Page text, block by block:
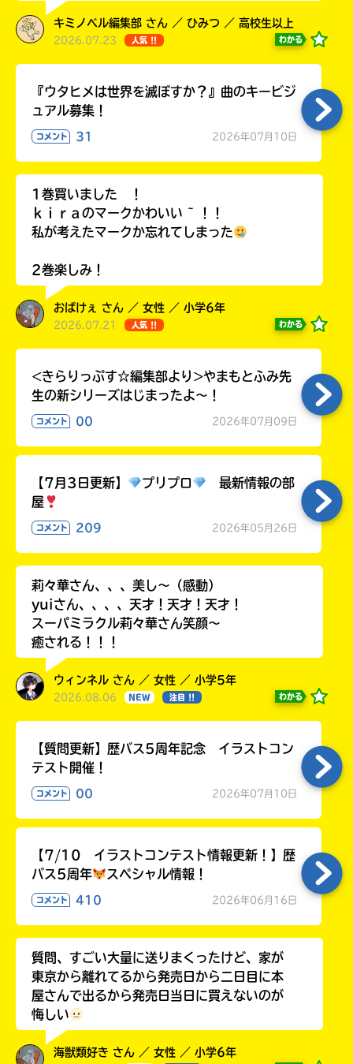
Loading . ..
キミノベル編集部 さん ／ ひみつ ／ 高校生以上
2026.07.23 人気 !! わかる
『ウタヒメは世界を滅ぼすか？』曲のキービジ
ュアル募集！
コメント 31 2026年07月10日
1巻買いました ！
ｋｉｒａのマークかわいい ~ ！！
私が考えたマークか忘れてしまった
2巻楽しみ！
おばけぇ さん ／ 女性 ／ 小学6年
2026.07.21 人気 !! わかる
<きらりっぷす☆編集部より>やまもとふみ先
生の新シリーズはじまったよ～！
コメント 00 2026年07月09日
【7月3日更新】 プリプロ
最新情報の部
屋
コメント 209 2026年05月26日
莉々華さん、、、美し〜（感動）
yuiさん、、、、天才！天才！天才！
スーパミラクル莉々華さん笑顔〜
癒される！！！
ウィンネル さん ／ 女性 ／ 小学5年
2026.08.06 NEW 注目 !! わかる
【質問更新】歴バス5周年記念 イラストコン
テスト開催！
コメント 00 2026年07月10日
【7/10 イラストコンテスト情報更新！】歴
バス5周年
スペシャル情報！
コメント 410 2026年06月16日
質問、すごい大量に送りまくったけど、家が
東京から離れてるから発売日から二日目に本
屋さんで出るから発売日当日に買えないのが
悔しい
海獣類好き さん ／ 女性 ／ 小学6年
容
エ
ー
が
も
し
て
み
戻